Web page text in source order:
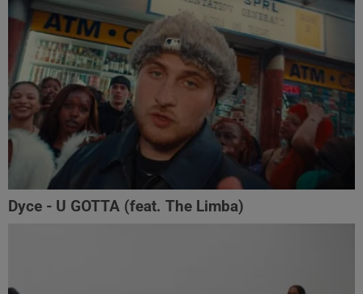
Dyce - U GOTTA (feat. The Limba)